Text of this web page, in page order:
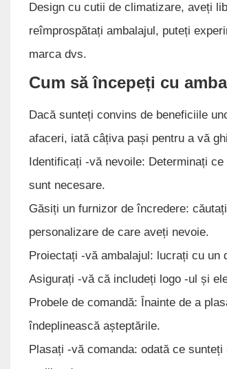
Design cu cutii de climatizare, aveți
reîmprospătați ambalajul, puteți
marca dvs.
Cum să începeți cu
Dacă sunteți convins de beneficiile
afaceri, iată câțiva pași pentru a vă
Identificați -vă nevoile: Determinați
sunt necesare.
Găsiți un furnizor de încredere:
personalizare de care aveți nevoie.
Proiectați -vă ambalajul: lucrați cu un
Asigurați -vă că includeți logo -ul și
Probele de comandă: Înainte de a
îndeplinească așteptările.
Plasați -vă comanda: odată ce